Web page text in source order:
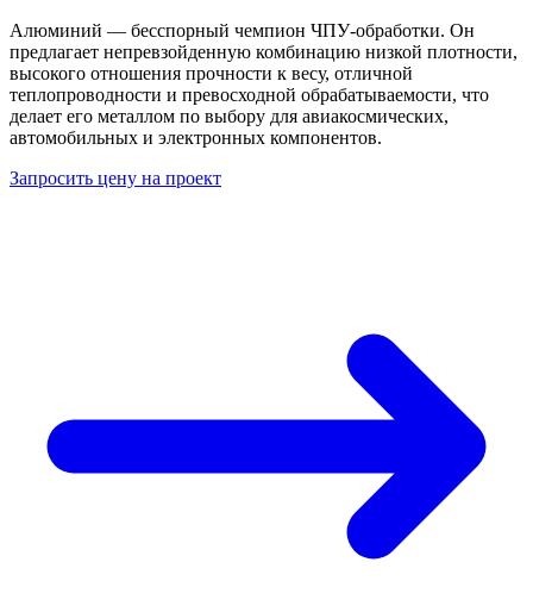
Алюминий — бесспорный чемпион ЧПУ-обработки. Он
предлагает непревзойденную комбинацию низкой плотности,
высокого отношения прочности к весу, отличной
теплопроводности и превосходной обрабатываемости, что
делает его металлом по выбору для авиакосмических,
автомобильных и электронных компонентов.
Запросить цену на проект